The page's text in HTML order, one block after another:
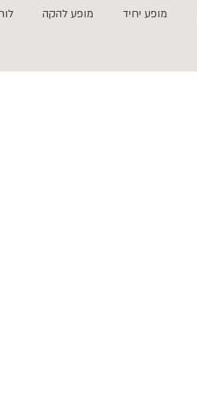
מופע יחיד מופע להקה